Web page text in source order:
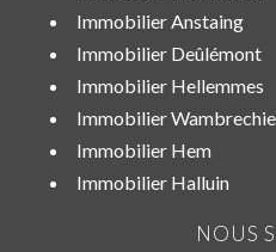
Immobilier Anstaing
Immobilier Deûlémont
Immobilier Hellemmes
Immobilier
Immobilier Hem
Immobilier Halluin
NOUS